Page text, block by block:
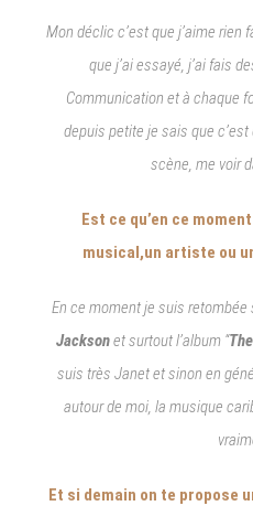
Mon déclic c’est que j’aime rien
que j’ai essayé, j’ai fais
Communication et à chaque
depuis petite je sais que
scène, me voir
Est ce qu’en ce
musical,un artiste ou
En ce moment je suis
Jacksonet surtout l’album “
suis très Janet et sinon en
autour de moi, la musique
Et si demain on te propose